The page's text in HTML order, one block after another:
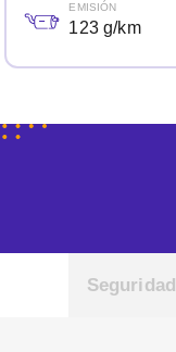
EMISIÓN
123 g/km
Seguridad